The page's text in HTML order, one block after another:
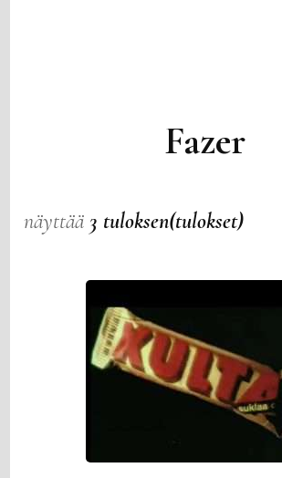
Fazer
näyttää 3 tuloksen(tulokset)